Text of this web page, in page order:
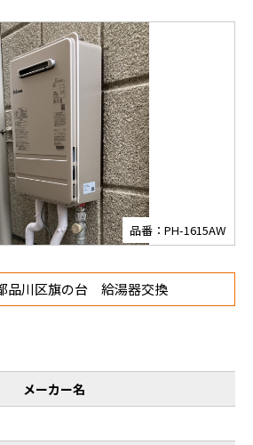
品番：PH-1615AW
品川区旗の台 給湯器交換
メーカー名